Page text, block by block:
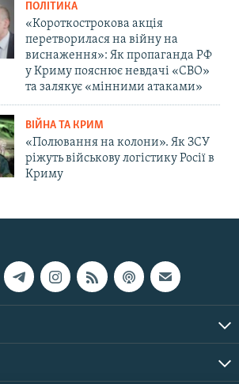
ПОЛІТИКА
«Короткострокова акція
перетворилася на війну на
виснаження»: Як пропаганда РФ
у Криму пояснює невдачі «СВО»
та залякує «мінними атаками»
ВІЙНА ТА КРИМ
«Полювання на колони». Як ЗСУ
ріжуть військову логістику Росії в
Криму